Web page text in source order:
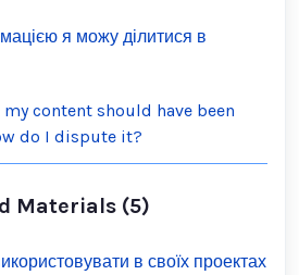
я можу ділитися в
content should have been
do I dispute it?
Materials (5)
в своїх проектах